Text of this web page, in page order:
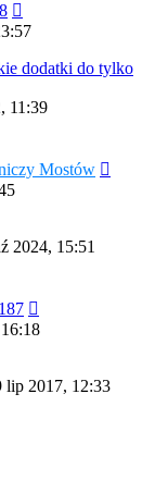
dodatki do tylko
11:39
Mostów
2024, 15:51
lip 2017, 12:33